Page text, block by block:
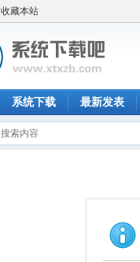
收藏本站
系统下载 最新发表